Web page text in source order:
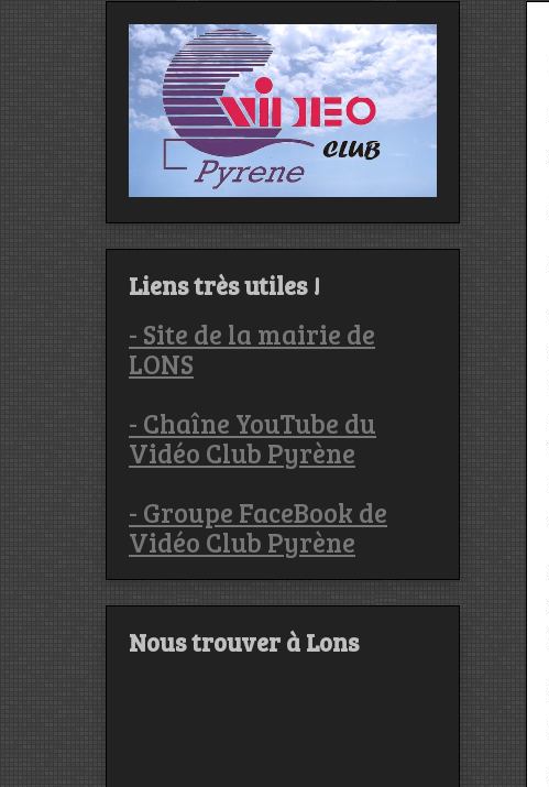
Liens très utiles !
- Site de la mairie de
LONS
- Chaîne YouTube du
Vidéo Club Pyrène
- Groupe FaceBook de
Vidéo Club Pyrène
Nous trouver à Lons